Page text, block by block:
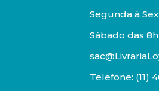
Segunda à
Sábado das 8h
Telefone: (11)